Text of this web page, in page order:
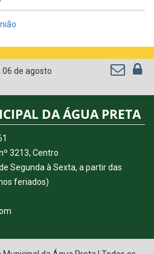
06 de agosto
DA ÁGUA PRETA
3213, Centro
Segunda à Sexta, a partir das
feriados)